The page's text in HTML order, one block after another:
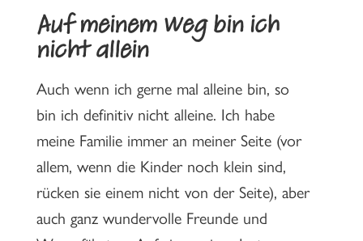
Auf meinem Weg bin ich
nicht allein
Auch wenn ich gerne mal alleine bin, so
bin ich definitiv nicht alleine. Ich habe
meine Familie immer an meiner Seite (vor
allem, wenn die Kinder noch klein sind,
rücken sie einem nicht von der Seite), aber
auch ganz wundervolle Freunde und